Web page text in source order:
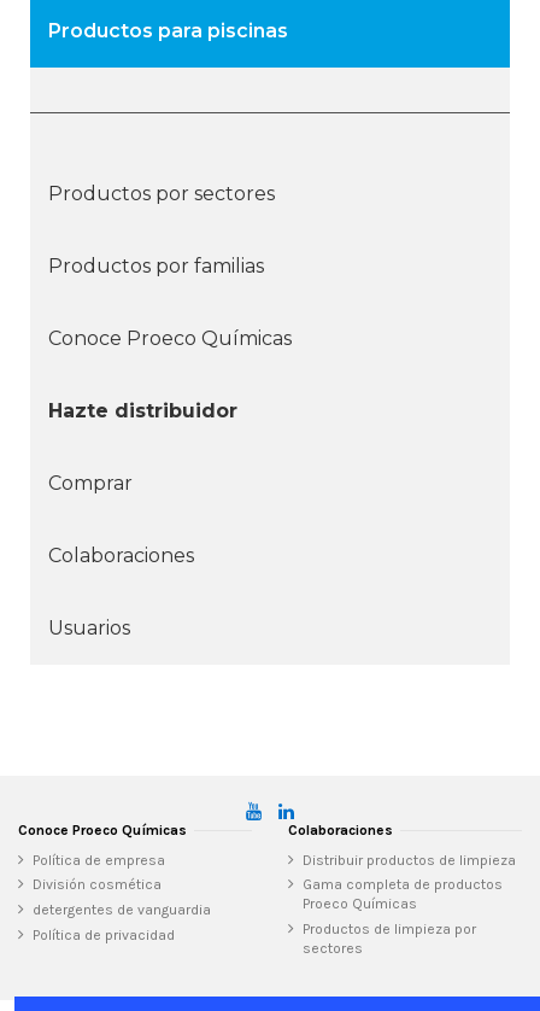
Productos para piscinas
Productos por sectores
Productos por familias
Conoce Proeco Químicas
Hazte distribuidor
Comprar
Colaboraciones
Usuarios
Conoce Proeco Químicas
Política de empresa
División cosmética
detergentes de vanguardia
Política de privacidad
Colaboraciones
Distribuir productos de limpieza
Gama completa de productos
Proeco Químicas
Productos de limpieza por
sectores